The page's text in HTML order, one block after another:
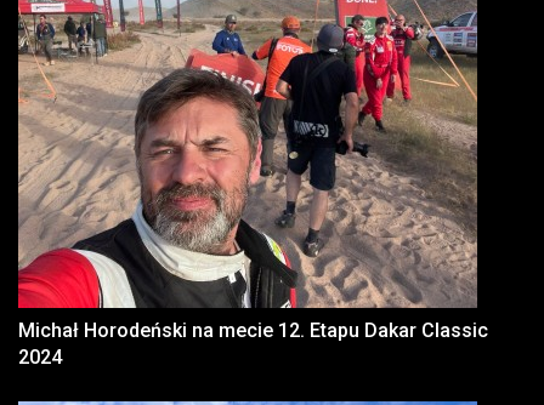
Michał Horodeński na mecie 12. Etapu Dakar Classic
2024